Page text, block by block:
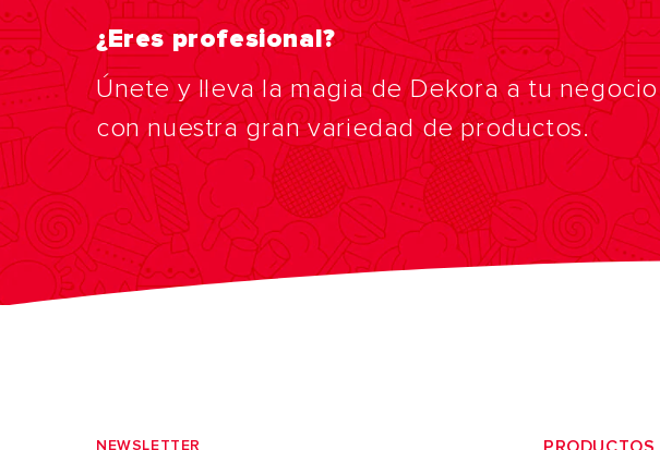
¿Eres profesional?
Únete y lleva la magia de Dekora a tu negocio
con nuestra gran variedad de productos.
NEWSLETTER